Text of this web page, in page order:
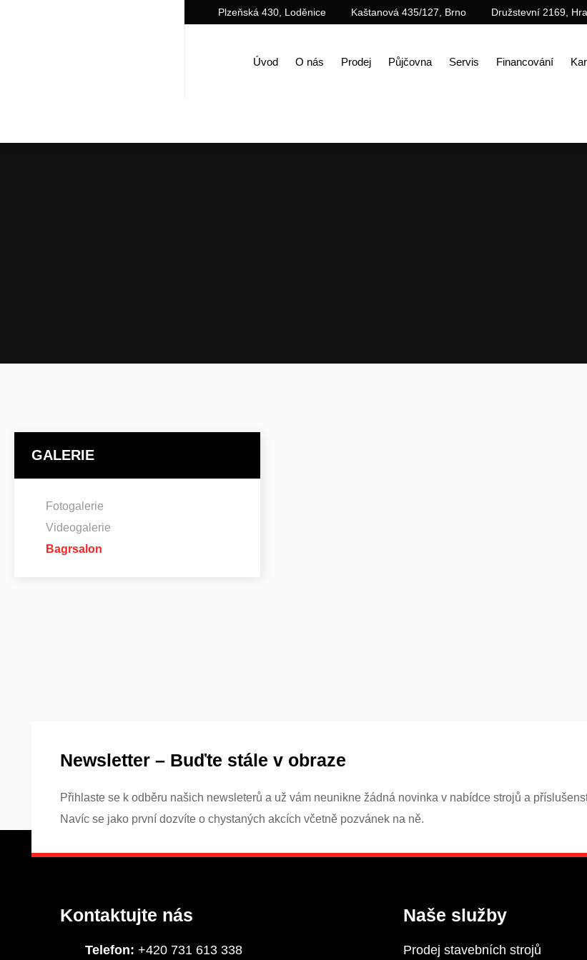
Plzeňská 430, Loděnice Kaštanová 435/127, Brno Družstevní 2169,
Úvod O nás Prodej Půjčovna Servis Financování
GALERIE
Fotogalerie
Videogalerie
Bagrsalon
Newsletter – Buďte stále v obraze
Přihlaste se k odběru našich newsleterů a už vám neunikne žádná novinka v nabídce strojů a
Navíc se jako první dozvíte o chystaných akcích včetně pozvánek na ně.
Kontaktujte nás
Telefon: +420 731 613 338
Naše služby
Prodej stavebních strojů